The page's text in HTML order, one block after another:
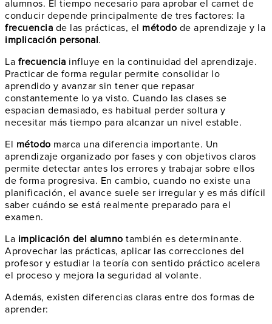
alumnos. El tiempo necesario para aprobar el carnet de
conducir depende principalmente de tres factores: la
frecuencia de las prácticas, el método de aprendizaje y la
implicación personal.
La frecuencia influye en la continuidad del aprendizaje.
Practicar de forma regular permite consolidar lo
aprendido y avanzar sin tener que repasar
constantemente lo ya visto. Cuando las clases se
espacian demasiado, es habitual perder soltura y
necesitar más tiempo para alcanzar un nivel estable.
El método marca una diferencia importante. Un
aprendizaje organizado por fases y con objetivos claros
permite detectar antes los errores y trabajar sobre ellos
de forma progresiva. En cambio, cuando no existe una
planificación, el avance suele ser irregular y es más difícil
saber cuándo se está realmente preparado para el
examen.
La implicación del alumno también es determinante.
Aprovechar las prácticas, aplicar las correcciones del
profesor y estudiar la teoría con sentido práctico acelera
el proceso y mejora la seguridad al volante.
Además, existen diferencias claras entre dos formas de
aprender: